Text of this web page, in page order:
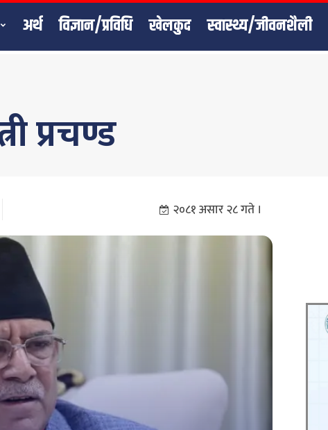
अर्थ विज्ञान/प्रविधि खेलकुद स्वास्थ्य/जीवनशैली
प्रचण्ड
२०८१ असार २८ गते ।